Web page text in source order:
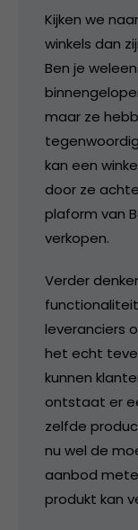
Kijken we
winkels dan
Ben je
maar ze
kan een
door ze
plaform van
verkopen.
Verder
leveranciers
het echt
kunnen
ontstaat er
zelfde
nu wel de
aanbod
produkt kan